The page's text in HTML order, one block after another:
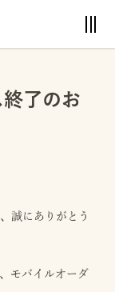
了のお
誠にありがとう
モバイルオーダ